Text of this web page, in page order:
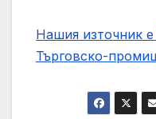
Нашия източник
Търговско-